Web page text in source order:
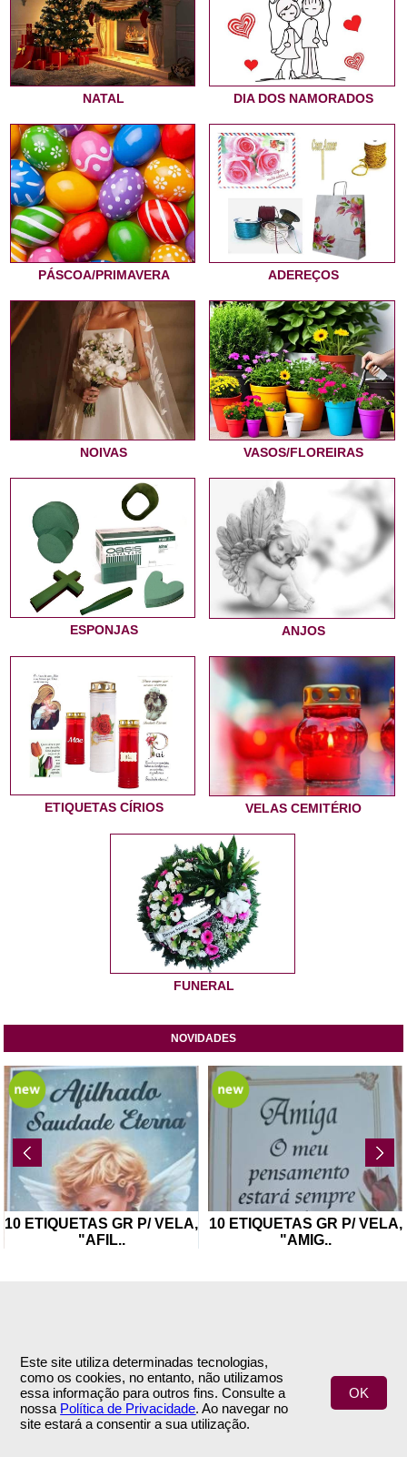
Este site utiliza determinadas tecnologias,
como os cookies, no entanto, não utilizamos
essa informação para outros fins. Consulte a
nossa Política de Privacidade. Ao navegar no
site estará a consentir a sua utilização.
OK
NATAL DIA DOS NAMORADOS
PÁSCOA/PRIMAVERA ADEREÇOS
NOIVAS VASOS/FLOREIRAS
ESPONJAS ANJOS
ETIQUETAS CÍRIOS VELAS CEMITÉRIO
FUNERAL
NOVIDADES
GR P/ VELA,
10 ETIQUETAS GR P/ VELA,
FLOR
INFORMAÇÕES
Empresa
Termos e Condições
APOIO AO CLIENTE
Encomendas & Pagamentos
Envio